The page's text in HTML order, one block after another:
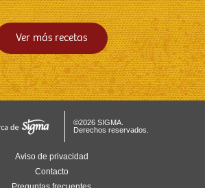
Ver más recetas
©2026 SIGMA.
Derechos reservados.
Aviso de privacidad
Contacto